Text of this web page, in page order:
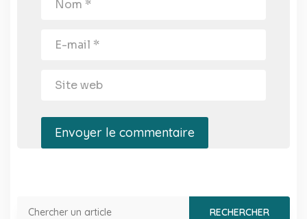
Envoyer le commentaire